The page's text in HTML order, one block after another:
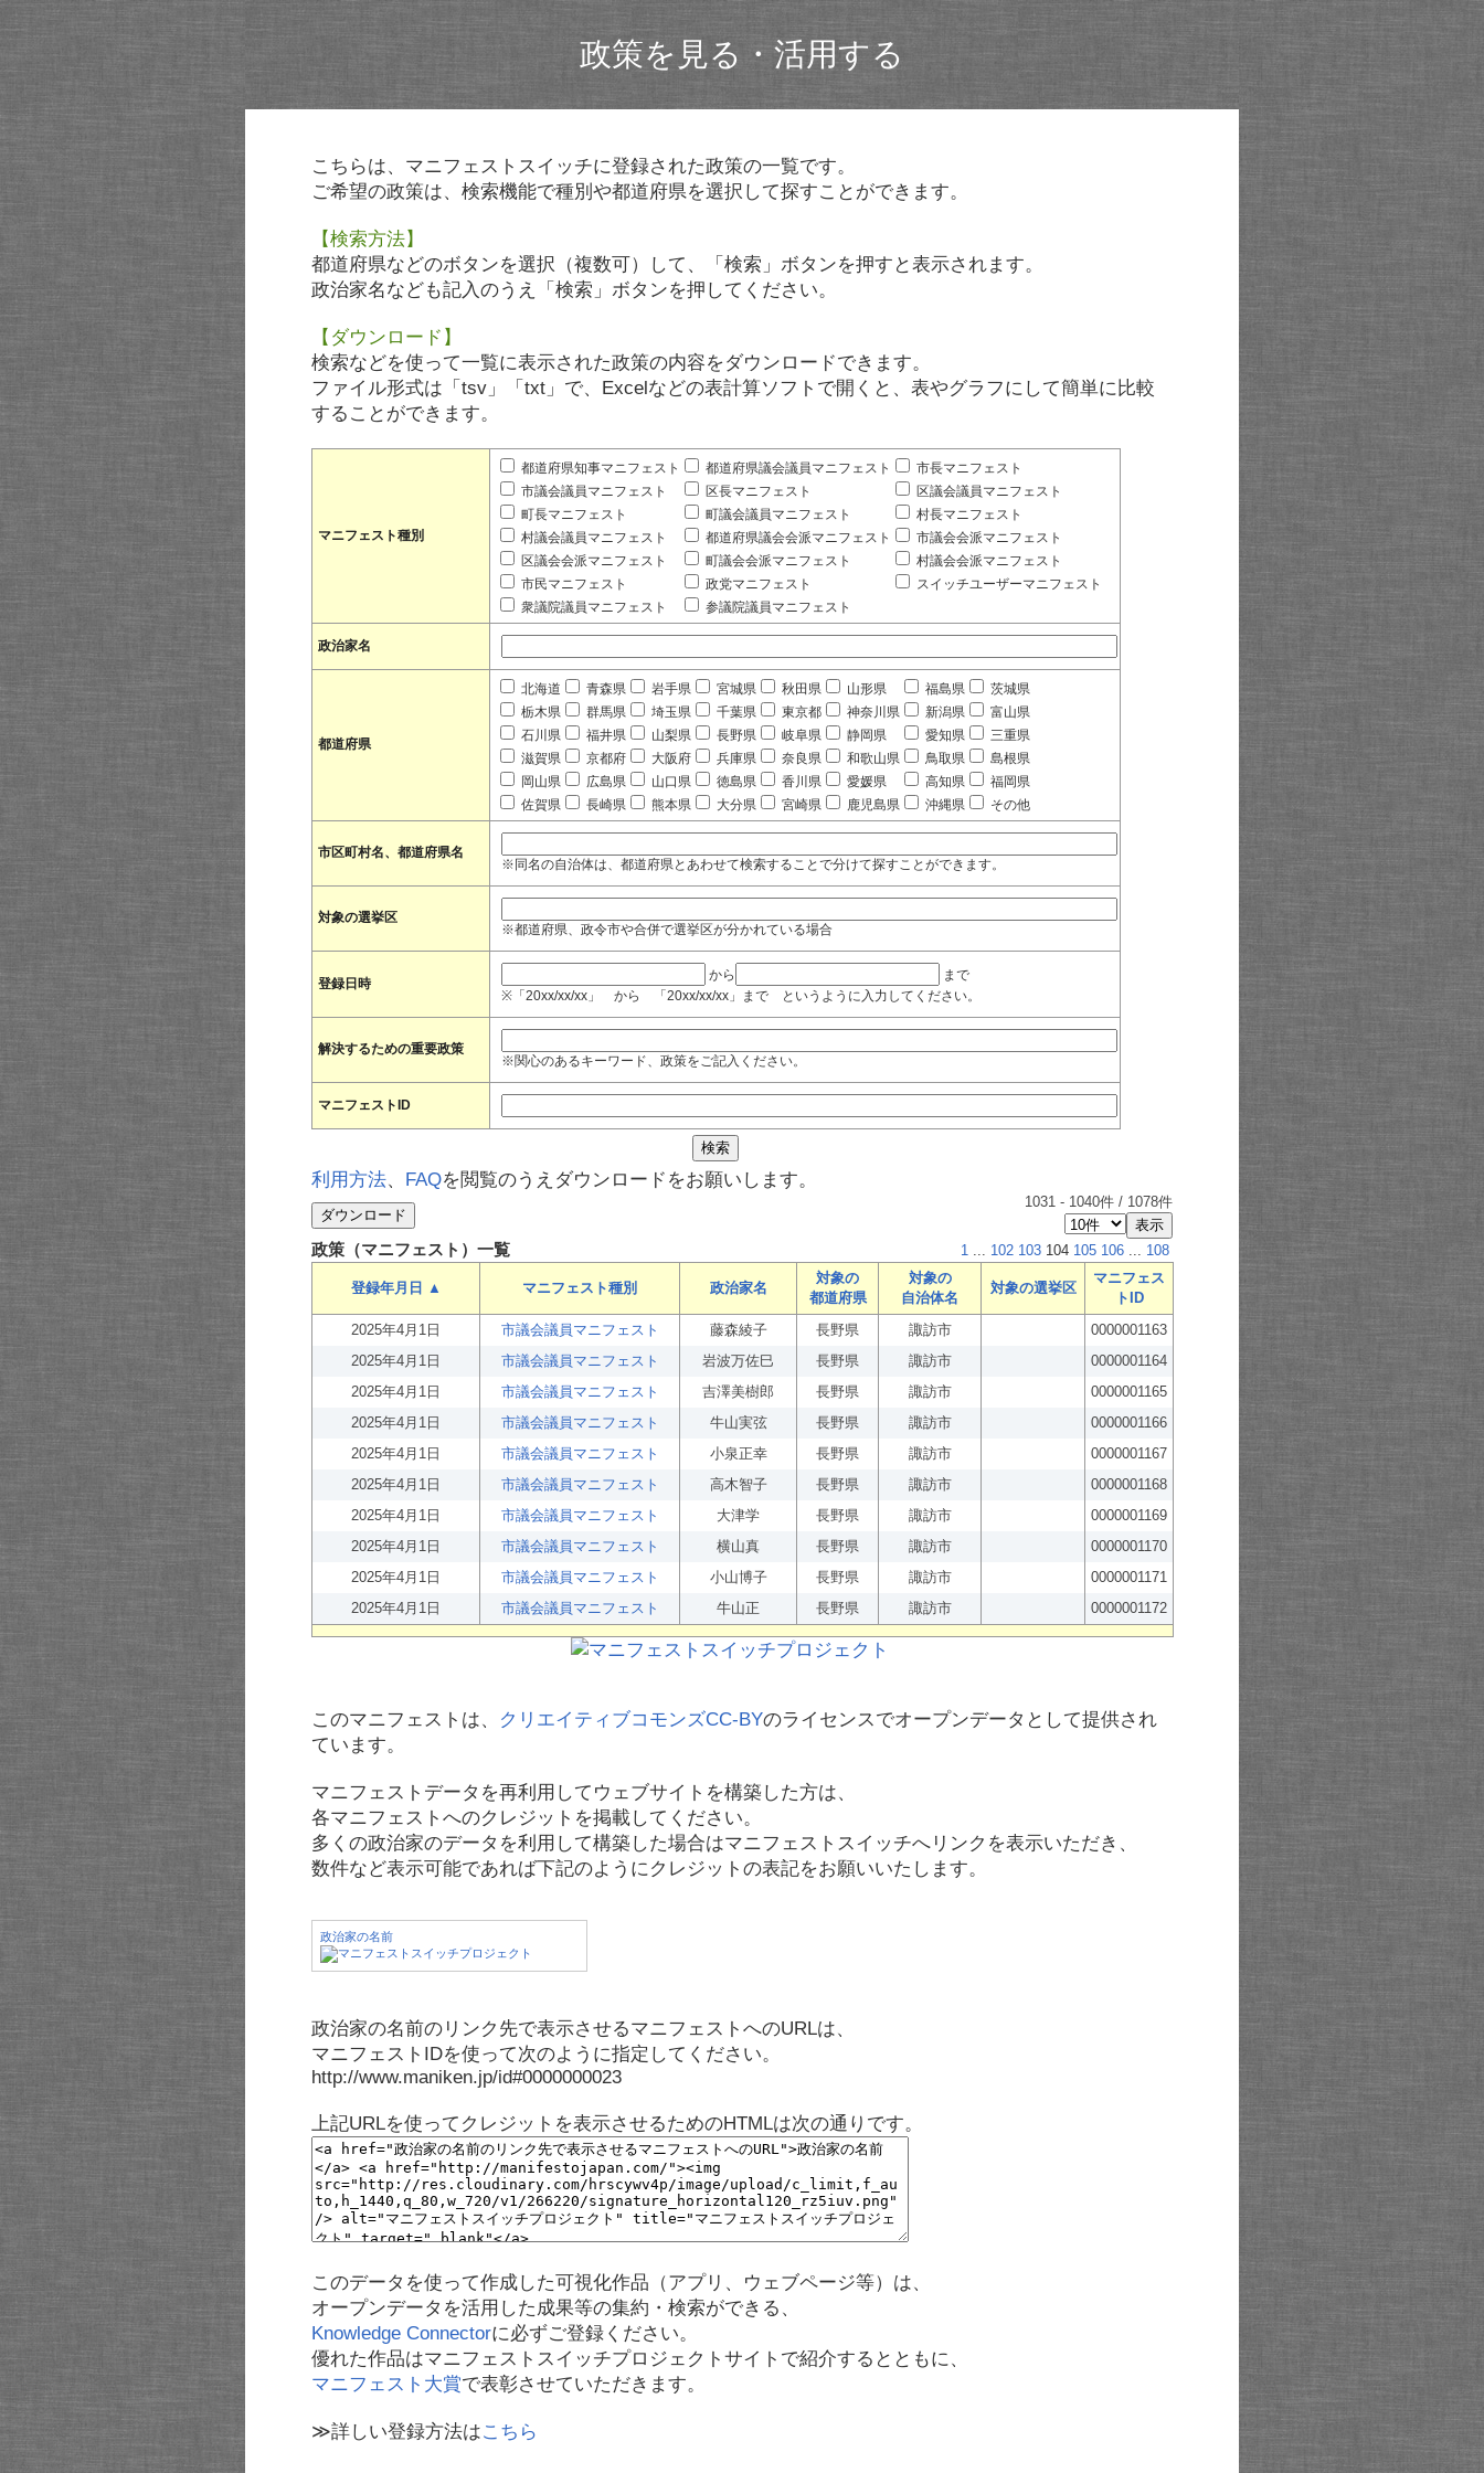
政策を見る・活用する
こちらは、マニフェストスイッチに登録された政策の一覧です。
ご希望の政策は、検索機能で種別や都道府県を選択して探すことができます。
【検索方法】
都道府県などのボタンを選択（複数可）して、「検索」ボタンを押すと表示されます。
政治家名なども記入のうえ「検索」ボタンを押してください。
【ダウンロード】
検索などを使って一覧に表示された政策の内容をダウンロードできます。
ファイル形式は「tsv」「txt」で、Excelなどの表計算ソフトで開くと、表やグラフにして簡単に比較
することができます。
マニフェスト種別
都道府県知事マニフェスト 都道府県議会議員マニフェスト
市長マニフェスト
市議会議員マニフェスト
区長マニフェスト
区議会議員マニフェスト
町長マニフェスト
町議会議員マニフェスト
村長マニフェスト
村議会議員マニフェスト
都道府県議会会派マニフェスト
市議会会派マニフェスト
区議会会派マニフェスト
町議会会派マニフェスト
村議会会派マニフェスト
市民マニフェスト
政党マニフェスト
スイッチユーザーマニフェスト
衆議院議員マニフェスト
参議院議員マニフェスト
政治家名
都道府県
北海道 青森県 岩手県 宮城県 秋田県 山形県 福島県
茨城県
栃木県
群馬県 埼玉県 千葉県 東京都 神奈川県 新潟県
富山県
石川県
福井県 山梨県 長野県 岐阜県 静岡県 愛知県
三重県
滋賀県
京都府 大阪府 兵庫県 奈良県 和歌山県 鳥取県
島根県
岡山県
広島県 山口県 徳島県 香川県 愛媛県 高知県
福岡県
佐賀県
長崎県 熊本県 大分県 宮崎県 鹿児島県 沖縄県 その他
市区町村名、都道府県名
※同名の自治体は、都道府県とあわせて検索することで分けて探すことができます。
対象の選挙区
※都道府県、政令市や合併で選挙区が分かれている場合
登録日時
から
まで
※「20xx/xx/xx」 から 「20xx/xx/xx」まで というように入力してください。
解決するための重要政策
※関心のあるキーワード、政策をご記入ください。
マニフェストID
利用方法、 FAQを閲覧のうえダウンロードをお願いします。
1031 - 1040件 / 1078件
政策（マニフェスト）一覧 1 ... 102 103 104 105 106 ... 108
登録年月日 ▲ マニフェスト種別 政治家名
対象の
都道府県
対象の
自治体名
対象の選挙区
マニフェス
トID
2025年4月1日
市議会議員マニフェスト 藤森綾子 長野県 諏訪市
0000001163
2025年4月1日
市議会議員マニフェスト 岩波万佐巳 長野県 諏訪市
0000001164
2025年4月1日
市議会議員マニフェスト 吉澤美樹郎 長野県 諏訪市
0000001165
2025年4月1日
市議会議員マニフェスト 牛山実弦 長野県 諏訪市
0000001166
2025年4月1日
市議会議員マニフェスト 小泉正幸 長野県 諏訪市
0000001167
2025年4月1日
市議会議員マニフェスト 高木智子 長野県 諏訪市
0000001168
2025年4月1日
市議会議員マニフェスト 大津学 長野県 諏訪市
0000001169
2025年4月1日
市議会議員マニフェスト 横山真 長野県 諏訪市
0000001170
2025年4月1日
市議会議員マニフェスト 小山博子 長野県 諏訪市
0000001171
2025年4月1日
市議会議員マニフェスト 牛山正 長野県 諏訪市 0000001172
このマニフェストは、 クリエイティブコモンズCC-BYのライセンスでオープンデータとして提供され
ています。
マニフェストデータを再利用してウェブサイトを構築した方は、
各マニフェストへのクレジットを掲載してください。
多くの政治家のデータを利用して構築した場合はマニフェストスイッチへリンクを表示いただき、
数件など表示可能であれば下記のようにクレジットの表記をお願いいたします。
政治家の名前
政治家の名前のリンク先で表示させるマニフェストへのURLは、
マニフェストIDを使って次のように指定してください。
http://www.maniken.jp/id#0000000023
上記URLを使ってクレジットを表示させるためのHTMLは次の通りです。
このデータを使って作成した可視化作品（アプリ、ウェブページ等）は、
オープンデータを活用した成果等の集約・検索ができる、
Knowledge Connectorに必ずご登録ください。
優れた作品はマニフェストスイッチプロジェクトサイトで紹介するとともに、
マニフェスト大賞で表彰させていただきます。
≫詳しい登録方法はこちら